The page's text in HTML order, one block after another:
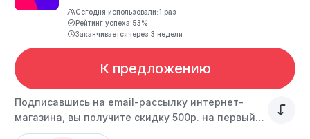
Сегодня использовали:1 раз
Рейтинг успеха:53%
Заканчиваетсячерез 3 недели
К предложению
Подписавшись на email-рассылку интернет-
магазина, вы получите скидку 500р. на первый
заказ.